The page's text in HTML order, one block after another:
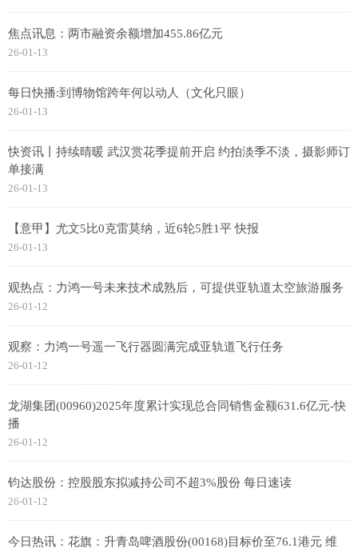
焦点讯息：两市融资余额增加455.86亿元
26-01-13
每日快播:到博物馆跨年何以动人（文化只眼）
26-01-13
快资讯丨持续晴暖 武汉赏花季提前开启 约拍淡季不淡，摄影师订
单接满
26-01-13
【意甲】尤文5比0克雷莫纳，近6轮5胜1平 快报
26-01-13
观热点：力鸿一号未来技术成熟后，可提供亚轨道太空旅游服务
26-01-12
观察：力鸿一号遥一飞行器圆满完成亚轨道飞行任务
26-01-12
龙湖集团(00960)2025年度累计实现总合同销售金额631.6亿元-快
播
26-01-12
钧达股份：控股股东拟减持公司不超3%股份 每日速读
26-01-12
今日热讯：花旗：升青岛啤酒股份(00168)目标价至76.1港元 维